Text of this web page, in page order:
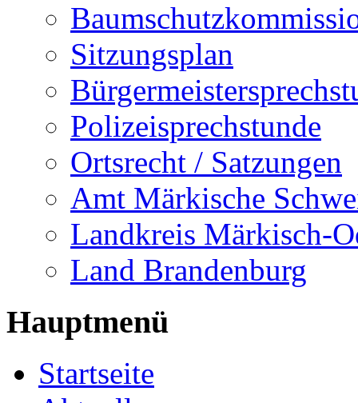
Sitzungsplan
Polizeisprechstunde
Ortsrecht / Satzungen
Amt Märkische
Landkreis Märkisch-
Land Brandenburg
Hauptmenü
Startseite